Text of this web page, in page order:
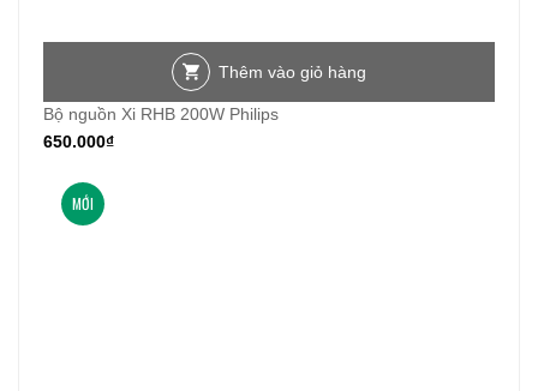
Thêm vào giỏ hàng
Bộ nguồn Xi RHB 200W Philips
650.000₫
MỚI